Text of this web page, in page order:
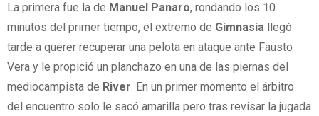
La primera fue la de Manuel Panaro, rondando los 10
minutos del primer tiempo, el extremo de Gimnasia llegó
tarde a querer recuperar una pelota en ataque ante Fausto
Vera y le propició un planchazo en una de las piernas del
mediocampista de River. En un primer momento el árbitro
del encuentro solo le sacó amarilla pero tras revisar la jugada